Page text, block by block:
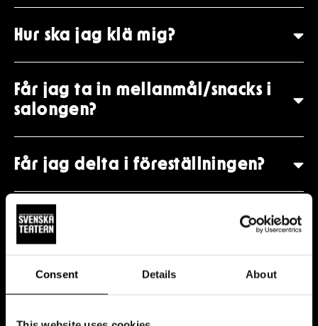
Consent Details About
Hur ska jag klä mig?
Får jag ta in mellanmål/snacks i
salongen?
Får jag delta i föreställningen?
Varför är teaterbiljetter så dyra?
Åldersrekommendation